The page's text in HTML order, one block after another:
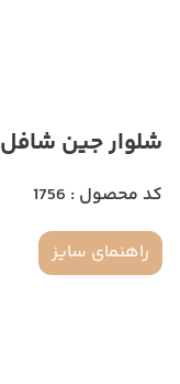
شلوار جین شافل 1756
کد محصول : 1756
راهنمای سایز